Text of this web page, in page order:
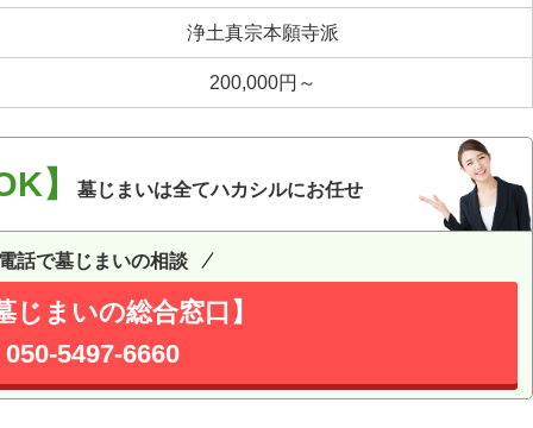
浄土真宗本願寺派
200,000円～
】 墓じまいは全てハカシルにお任せ
話で墓じまいの相談
じまいの総合窓口】
050-5497-6660